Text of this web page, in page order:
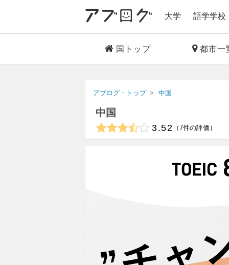
大学 語学学校
国トップ 都市一
アブログ・トップ 中国
中国
3.52 7件の評価